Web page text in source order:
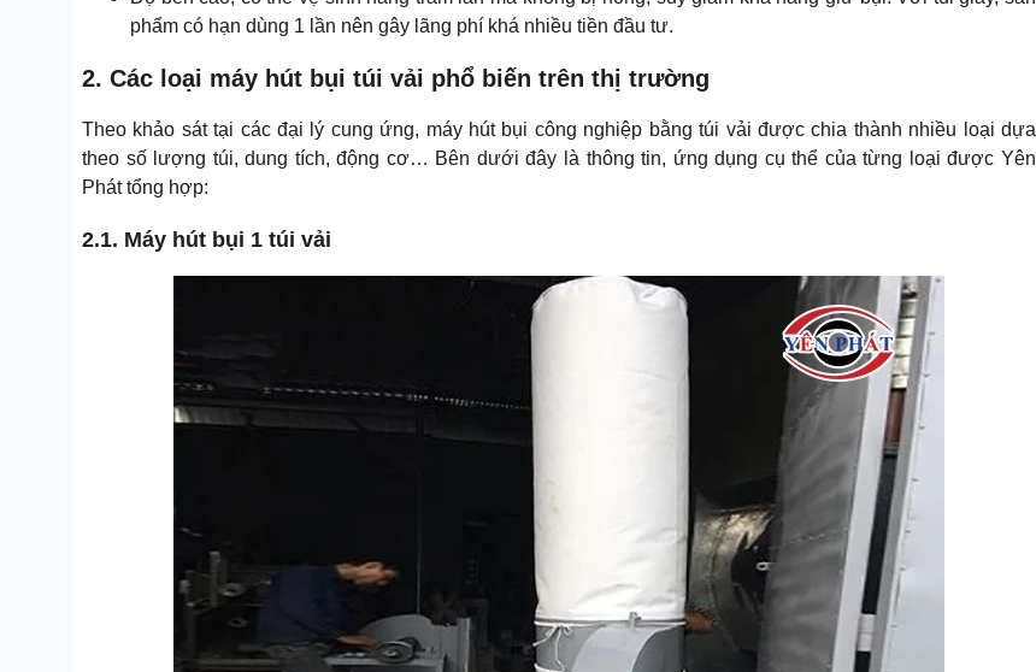
phẩm có hạn dùng 1 lần nên gây lãng phí khá nhiều tiền đầu tư.
2. Các loại máy hút bụi túi vải phổ biến trên thị trường
Theo khảo sát tại các đại lý cung ứng, máy hút bụi công nghiệp bằng túi vải được chia thành nhiều loại dựa
theo số lượng túi, dung tích, động cơ… Bên dưới đây là thông tin, ứng dụng cụ thể của từng loại được Yên
Phát tổng hợp:
2.1. Máy hút bụi 1 túi vải